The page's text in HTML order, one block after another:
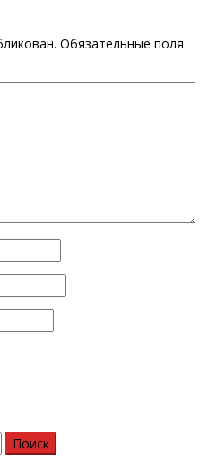
Обязательные поля